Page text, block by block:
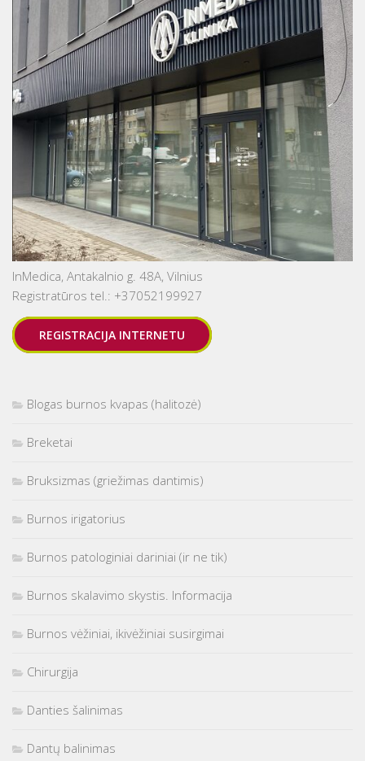
InMedica, Antakalnio g. 48A, Vilnius
Registratūros tel.: +37052199927
REGISTRACIJA INTERNETU
Blogas burnos kvapas (halitozė)
Breketai
Bruksizmas (griežimas dantimis)
Burnos irigatorius
Burnos patologiniai dariniai (ir ne tik)
Burnos skalavimo skystis. Informacija
Burnos vėžiniai, ikivėžiniai susirgimai
Chirurgija
Danties šalinimas
Dantų balinimas